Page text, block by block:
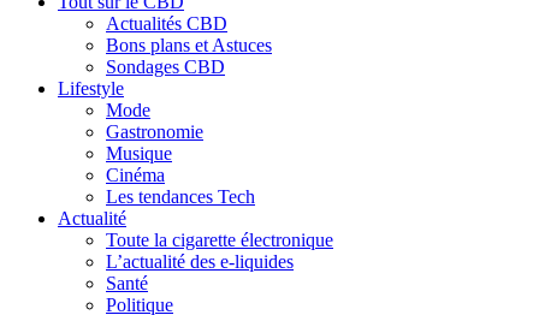
Actualités CBD
Bons plans et Astuces
Sondages CBD
Lifestyle
Mode
Gastronomie
Musique
Cinéma
Les tendances Tech
Actualité
Toute la cigarette électronique
L’actualité des e-liquides
Santé
Politique